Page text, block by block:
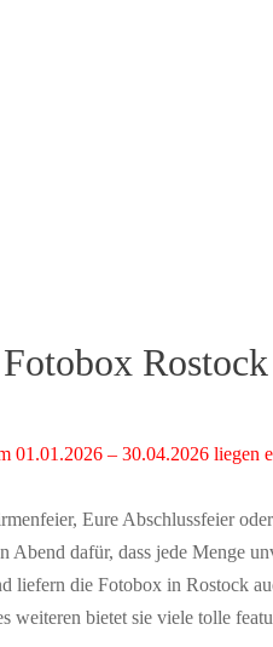
Fotobox Rostock
01.01.2026 – 30.04.2026liegen
Eure Abschlussfeier
Abend dafür, dass jede Menge
liefern die Fotobox in Rostock
weiteren bietet sie viele tolle